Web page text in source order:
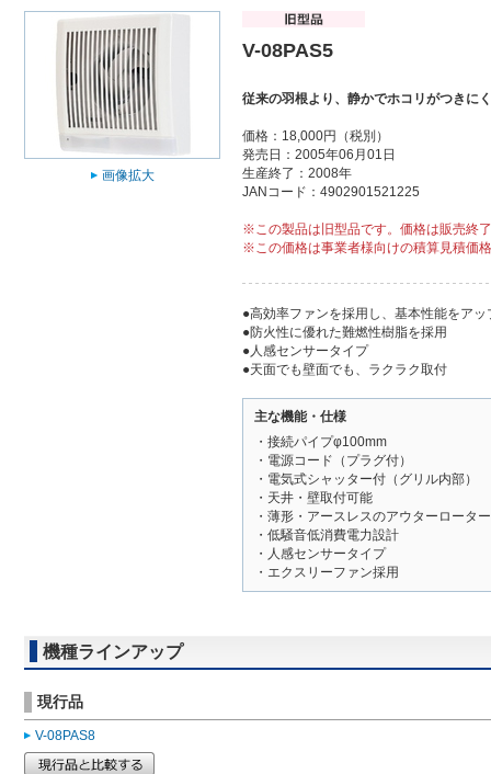
画像拡大
V-08PAS5
従来の羽根より、静かでホコリがつきに
価格：18,000円（税別）
発売日：2005年06月01日
生産終了：2008年
JANコード：4902901521225
※この製品は旧型品です。価格は販売終
※この価格は事業者様向けの積算見積価
●高効率ファンを採用し、基本性能をアッ
●防火性に優れた難燃性樹脂を採用
●人感センサータイプ
●天面でも壁面でも、ラクラク取付
主な機能・仕様
・接続パイプφ100mm
・電源コード（プラグ付）
・電気式シャッター付（グリル内部）
・天井・壁取付可能
・薄形・アースレスのアウターロータ
・低騒音低消費電力設計
・人感センサータイプ
・エクスリーファン採用
機種ラインアップ
現行品
V-08PAS8